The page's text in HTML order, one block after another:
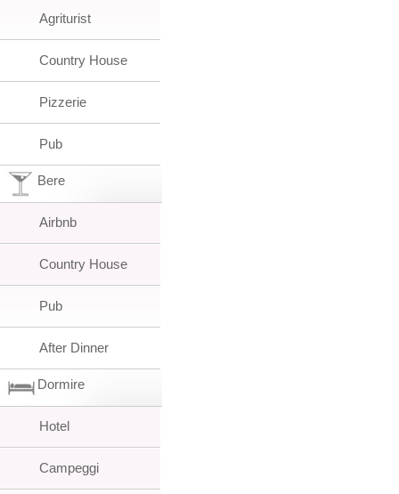
Agriturist
Country House
Pizzerie
Pub
Bere
Airbnb
Country House
Pub
After Dinner
Dormire
Hotel
Campeggi